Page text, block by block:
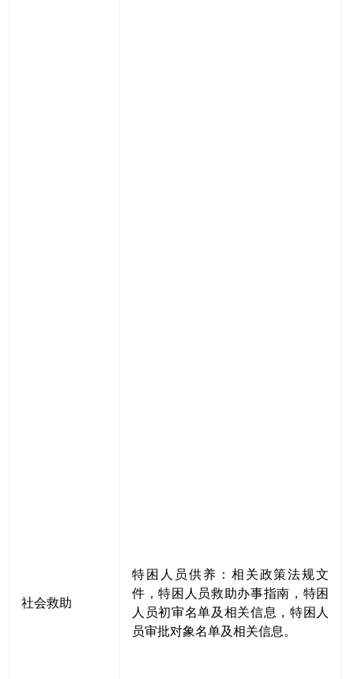
社会救助
特困人员供养：相关政策法规文
件，特困人员救助办事指南，特困
人员初审名单及相关信息，特困人
员审批对象名单及相关信息。